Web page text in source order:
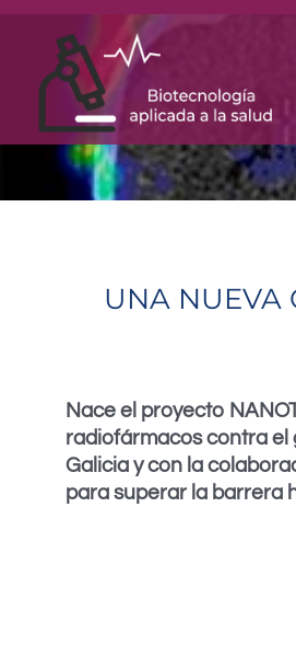
Skip
content
UNA NUEVA
Nace el proyecto
radiofármacos contra el
Galicia y con la
para superar la barrera